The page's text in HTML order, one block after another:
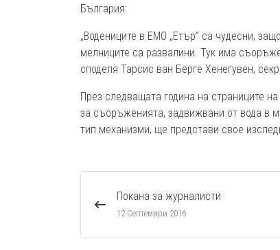
България:
„Водениците в ЕМО „Етър” са чудесни,
мелниците са развалини. Тук има
споделя Тарсис ван Берге Хенегувен,
През следващата година на страниците
за съоръженията, задвижвани от вода в
тип механизми, ще представи свое
Покана за журналисти
12 Септември 2016